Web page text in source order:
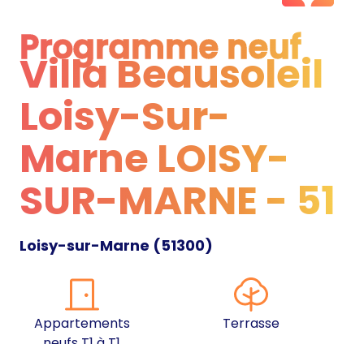
Programme neuf
Programme neuf
Villa Beausoleil
Loisy-Sur-
Marne LOISY-
SUR-MARNE - 51
Loisy-sur-Marne (51300)
Appartements
Terrasse